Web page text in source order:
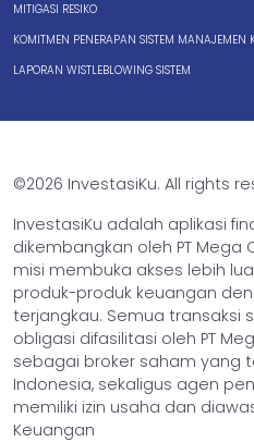
MITIGASI RESIKO
KOMITMEN PENERAPAN SISTEM
LAPORAN WISTLEBLOWING SISTEM
©2026 InvestasiKu. All rights
InvestasiKu adalah aplikasi
dikembangkan oleh PT Mega
misi membuka akses lebih
produk-produk keuangan
terjangkau. Semua transaksi
obligasi difasilitasi oleh PT
sebagai broker saham yang
Indonesia, sekaligus agen
memiliki izin usaha dan
Keuangan